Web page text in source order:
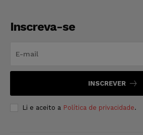
Inscreva-se
INSCREVER
Li e aceito a Política de privacidade.